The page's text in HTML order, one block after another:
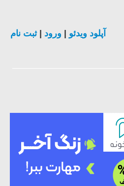
آپلود ویدئو ورود |ثبت نام